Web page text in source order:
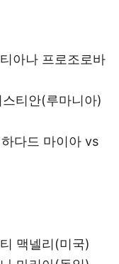
아나 프로조로바
티안(루마니아)
다드 마이아 vs
맥넬리(미국)